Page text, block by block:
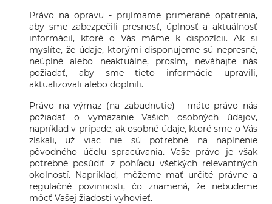
Právo na opravu - prijímame primerané opatrenia,
aby sme zabezpečili presnosť, úplnosť a aktuálnosť
informácií, ktoré o Vás máme k dispozícii. Ak si
myslíte, že údaje, ktorými disponujeme sú nepresné,
neúplné alebo neaktuálne, prosím, neváhajte nás
požiadať, aby sme tieto informácie upravili,
aktualizovali alebo doplnili.
Právo na výmaz (na zabudnutie) - máte právo nás
požiadať o vymazanie Vašich osobných údajov,
napríklad v prípade, ak osobné údaje, ktoré sme o Vás
získali, už viac nie sú potrebné na naplnenie
pôvodného účelu spracúvania. Vaše právo je však
potrebné posúdiť z pohľadu všetkých relevantných
okolností. Napríklad, môžeme mať určité právne a
regulačné povinnosti, čo znamená, že nebudeme
môcť Vašej žiadosti vyhovieť.